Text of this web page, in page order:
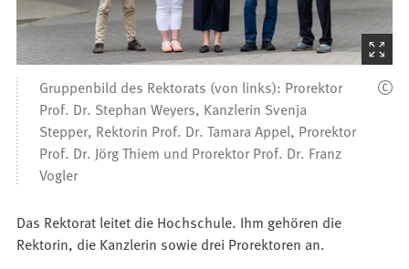
)
(Startet
den
Gruppenbild des Rektorats (von links): Prorektor
Prof. Dr. Stephan Weyers, Kanzlerin Svenja
Stepper, Rektorin Prof. Dr. Tamara Appel, Prorektor
Prof. Dr. Jörg Thiem und Prorektor Prof. Dr. Franz
Vogler
Das Rektorat leitet die Hochschule. Ihm gehören die
Rektorin, die Kanzlerin sowie drei Prorektoren an.